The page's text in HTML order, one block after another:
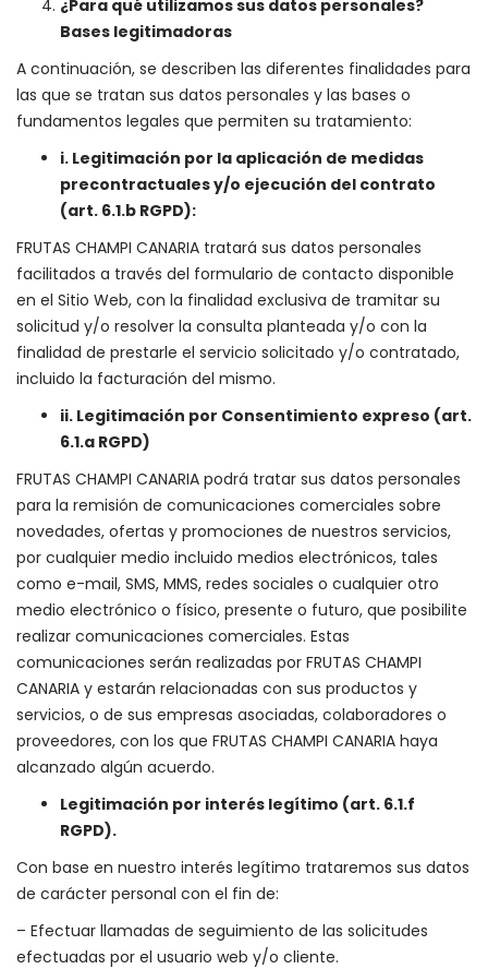
¿Para qué utilizamos sus datos personales?
Bases legitimadoras
A continuación, se describen las diferentes finalidades para
las que se tratan sus datos personales y las bases o
fundamentos legales que permiten su tratamiento:
i. Legitimación por la aplicación de medidas
precontractuales y/o ejecución del contrato
(art. 6.1.b RGPD):
FRUTAS CHAMPI CANARIA tratará sus datos personales
facilitados a través del formulario de contacto disponible
en el Sitio Web, con la finalidad exclusiva de tramitar su
solicitud y/o resolver la consulta planteada y/o con la
finalidad de prestarle el servicio solicitado y/o contratado,
incluido la facturación del mismo.
ii. Legitimación por Consentimiento expreso (art.
6.1.a RGPD)
FRUTAS CHAMPI CANARIA podrá tratar sus datos personales
para la remisión de comunicaciones comerciales sobre
novedades, ofertas y promociones de nuestros servicios,
por cualquier medio incluido medios electrónicos, tales
como e-mail, SMS, MMS, redes sociales o cualquier otro
medio electrónico o físico, presente o futuro, que posibilite
realizar comunicaciones comerciales. Estas
comunicaciones serán realizadas por FRUTAS CHAMPI
CANARIA y estarán relacionadas con sus productos y
servicios, o de sus empresas asociadas, colaboradores o
proveedores, con los que FRUTAS CHAMPI CANARIA haya
alcanzado algún acuerdo.
Legitimación por interés legítimo (art. 6.1.f
RGPD).
Con base en nuestro interés legítimo trataremos sus datos
de carácter personal con el fin de:
– Efectuar llamadas de seguimiento de las solicitudes
efectuadas por el usuario web y/o cliente.